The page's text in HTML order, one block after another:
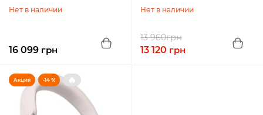
Нет в наличии
16 099 грн
Нет в наличии
13 960грн
13 120 грн
Акция -14 % 🔥